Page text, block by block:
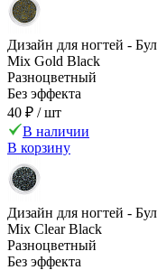
Дизайн для ногтей -
Mix Gold Black
Разноцветный
Без эффекта
40 ₽ / шт
В наличии
В корзину
Дизайн для ногтей -
Mix Clear Black
Разноцветный
Без эффекта